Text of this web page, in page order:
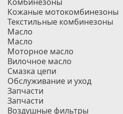
Кожаные мотокомбинезоны
Текстильные комбинезоны
Масло
Масло
Моторное масло
Вилочное масло
Смазка цепи
Обслуживание и уход
Запчасти
Запчасти
Воздушные фильтры